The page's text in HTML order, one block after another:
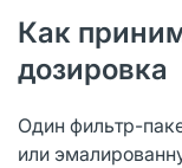
Как
дозировка
Один фильтр-
или